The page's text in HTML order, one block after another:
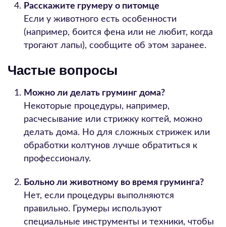
Расскажите грумеру о питомце
Если у животного есть особенности
(например, боится фена или не любит, когда
трогают лапы), сообщите об этом заранее.
Частые вопросы
Можно ли делать груминг дома?
Некоторые процедуры, например,
расчесывание или стрижку когтей, можно
делать дома. Но для сложных стрижек или
обработки колтунов лучше обратиться к
профессионалу.
Больно ли животному во время груминга?
Нет, если процедуры выполняются
правильно. Грумеры используют
специальные инструменты и техники, чтобы